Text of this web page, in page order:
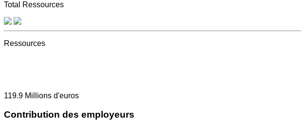
Total Ressources
Ressources
119.9 Millions d'euros
Contribution des employeurs